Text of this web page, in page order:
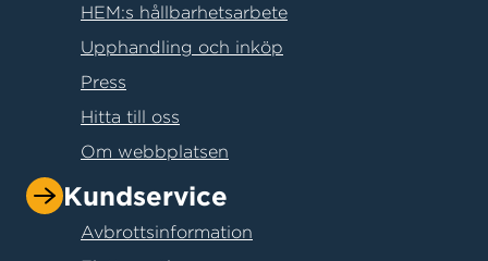
HEM:s hållbarhetsarbete
Upphandling och inköp
Press
Hitta till oss
Om webbplatsen
Kundservice
Avbrottsinformation